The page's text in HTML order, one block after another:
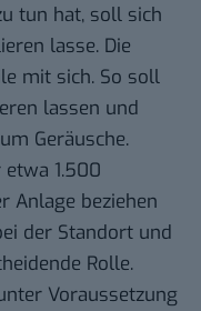
tun hat, soll sich
lasse. Die
mit sich. So soll
lassen und
Geräusche.
1.500
Anlage beziehen
der Standort und
Rolle.
Voraussetzung